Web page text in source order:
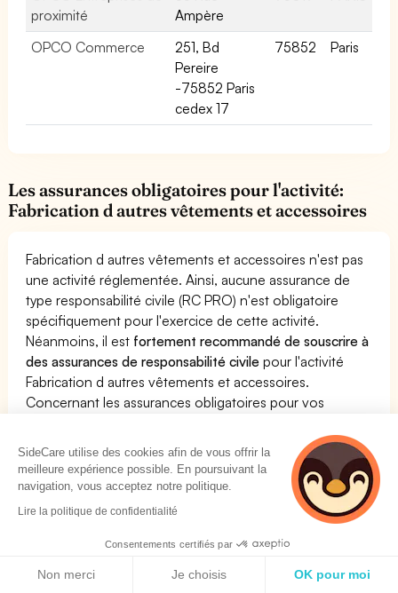
proximité
Ampère
OPCO Commerce
251, Bd
Pereire
-75852 Paris
cedex 17
75852 Paris
Les assurances obligatoires pour l'activité:
Fabrication d autres vêtements et accessoires
Fabrication d autres vêtements et accessoires n'est pas
une activité réglementée. Ainsi, aucune assurance de
type responsabilité civile (RC PRO) n'est obligatoire
spécifiquement pour l'exercice de cette activité.
Néanmoins, il est fortement recommandé de souscrire à
des assurances de responsabilité civile pour l'activité
Fabrication d autres vêtements et accessoires.
Concernant les assurances obligatoires pour vos
vous devez vous référer à votre convention collective.
Comparez les produits et assurances les plus
pertinents pour l'activité Fabrication d autres
vêtements et accessoires
SideCare utilise des cookies afin de vous offrir la
meilleure expérience possible. En poursuivant la
navigation, vous acceptez notre politique.
Lire la politique de confidentialité
Consentements certifiés par
Non merci Je choisis OK pour moi